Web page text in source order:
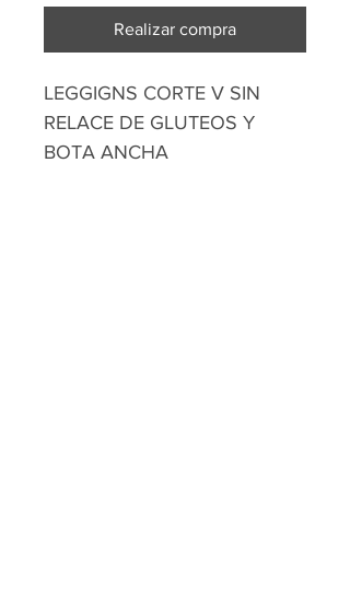
Realizar compra
LEGGIGNS CORTE V SIN
RELACE DE GLUTEOS Y
BOTA ANCHA